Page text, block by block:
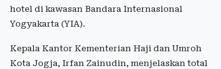
hotel di kawasan Bandara Internasional
Yogyakarta (YIA).
Kepala Kantor Kementerian Haji dan Umroh
Kota Jogja, Irfan Zainudin, menjelaskan total